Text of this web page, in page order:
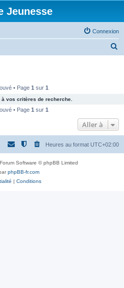
Jeunesse
Connexion
c
e
• Page 1 sur 1
vos critères de recherche.
• Page 1 sur 1
Aller à
Heures au format UTC+02:00
Software © phpBB Limited
phpBB-fr.com
| Conditions